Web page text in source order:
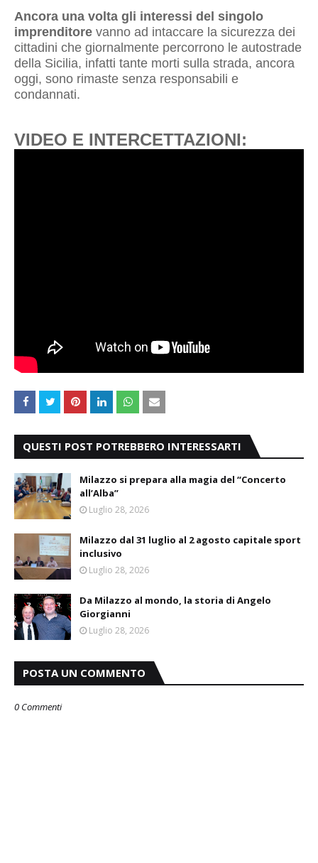
Ancora una volta gli interessi del singolo
imprenditore vanno ad intaccare la sicurezza dei
cittadini che giornalmente percorrono le autostrade
della Sicilia, infatti tante morti sulla strada, ancora
oggi, sono rimaste senza responsabili e
condannati.
VIDEO E INTERCETTAZIONI:
QUESTI POST POTREBBERO INTERESSARTI
Milazzo si prepara alla magia del “Concerto
all’Alba”
Luglio 28, 2026
Milazzo dal 31 luglio al 2 agosto capitale sport
inclusivo
Luglio 28, 2026
Da Milazzo al mondo, la storia di Angelo
Giorgianni
Luglio 28, 2026
POSTA UN COMMENTO
0 Commenti